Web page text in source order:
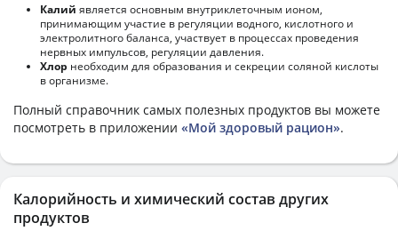
Калий является основным внутриклеточным ионом,
принимающим участие в регуляции водного, кислотного и
электролитного баланса, участвует в процессах проведения
нервных импульсов, регуляции давления.
Хлор необходим для образования и секреции соляной кислоты
в организме.
Полный справочник самых полезных продуктов вы можете
посмотреть в приложении «Мой здоровый рацион».
Калорийность и химический состав других
продуктов